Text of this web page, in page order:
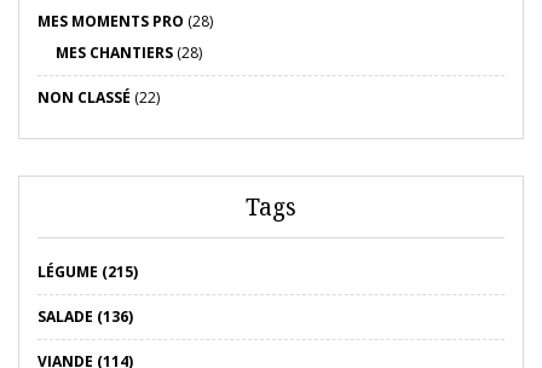
MES MOMENTS PRO (28)
MES CHANTIERS (28)
NON CLASSÉ (22)
Tags
LÉGUME (215)
SALADE (136)
VIANDE (114)